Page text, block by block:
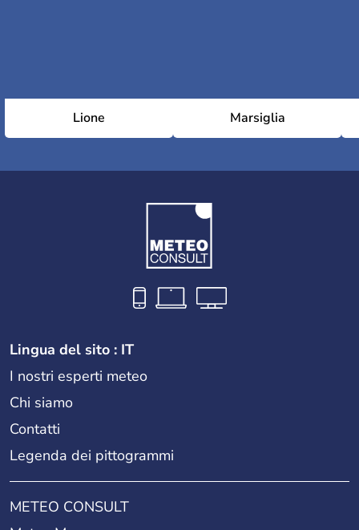
Lione Marsiglia
Lingua del sito : IT
I nostri esperti meteo
Chi siamo
Contatti
Legenda dei pittogrammi
METEO CONSULT